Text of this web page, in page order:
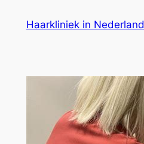
Haarkliniek in Nederland